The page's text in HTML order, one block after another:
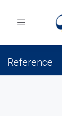
Toggle
Reference